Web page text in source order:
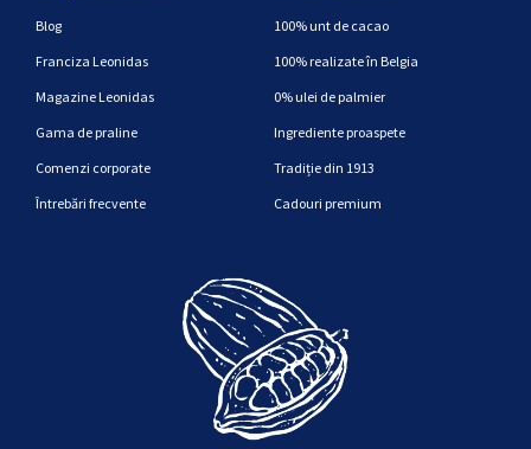
Blog
Franciza Leonidas
Magazine Leonidas
Gama de praline
Comenzi corporate
Întrebări frecvente
100% unt de cacao
100% realizate în Belgia
0% ulei de palmier
Ingrediente proaspete
Tradiție din 1913
Cadouri premium